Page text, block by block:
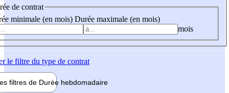
de contrat
minimale (en mois) Durée maximale (en mois)
mois
le filtre du type de contrat
filtres de Durée hebdomadaire